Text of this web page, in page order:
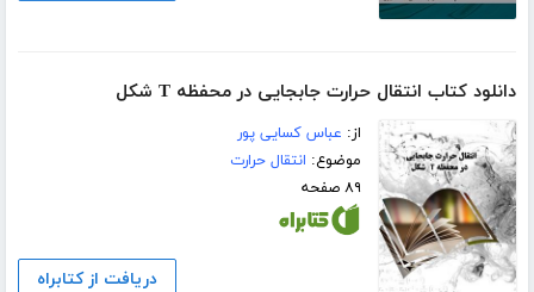
دانلود کتاب انتقال حرارت جابجایی در محفظه T شکل
از: عباس کسایی پور
موضوع: انتقال حرارت
۸۹ صفحه
دریافت از کتابراه